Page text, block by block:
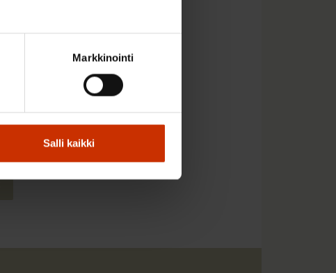
Markkinointi
Salli kaikki